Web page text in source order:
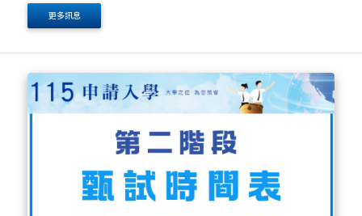
更多訊息